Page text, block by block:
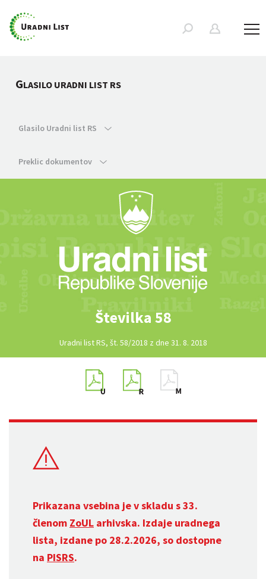
GLASILO URADNI LIST RS
Glasilo Uradni list RS
Preklic dokumentov
Številka 58
Uradni list RS, št. 58/2018 z dne 31. 8. 2018
Prikazana vsebina je v skladu s 33.
členom ZoUL arhivska. Izdaje uradnega
lista, izdane po 28.2.2026, so dostopne
na PISRS.